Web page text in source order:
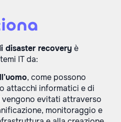
disaster recovery è
IT da:
, come possono
attacchi informatici e di
evitati attraverso
monitoraggio e